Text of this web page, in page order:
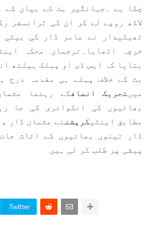
چکا ہے ۔جہانگیر بٹ کے بیان کے
لاکھ روپے لے کر ان کی ٹرانسفر
ٹھیکیدار نے عامر ڈار کی بیٹی
خرچہ اٹھایا۔ ترجمان محکہ
بتایا کہ ایس ڈی او پبلک ہیلتھ
بٹ کے خلاف پہلے ہی مقدمہ درج
میںتحریک انصافکے رہنما
بھائیوں کی انکوائری کی جا
مطابق اینٹیکرپشننے عثمان ڈار
ڈار تینوں بھائیوں کے اثاث
پیشی پر طلب کر لی ہیں
Twitter